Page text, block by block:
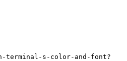
terminal-s-color-and-font?